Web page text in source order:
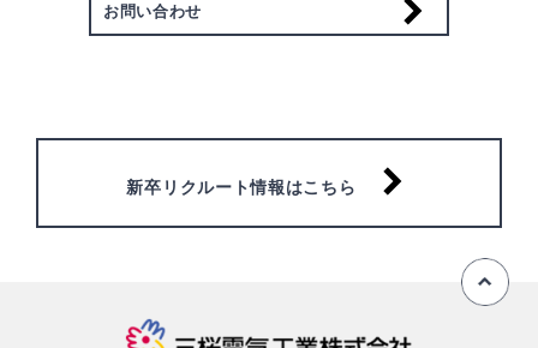
お問い合わせ
新卒リクルート情報はこちら